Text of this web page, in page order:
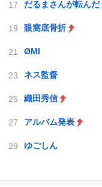
だるまさんが転んだ
眼窩底骨折
ØMI
ネス監督
織田秀信
アルバム発表
ゆごしん